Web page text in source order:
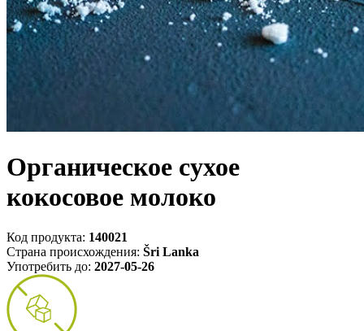
Органическое сухое
кокосовое молоко
Код продукта: 140021
Страна происхождения: Šri Lanka
Употребить до: 2027-05-26